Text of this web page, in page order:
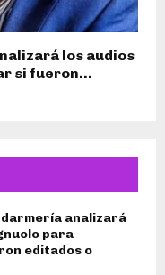
los audios
si fueron...
analizará
para
editados o